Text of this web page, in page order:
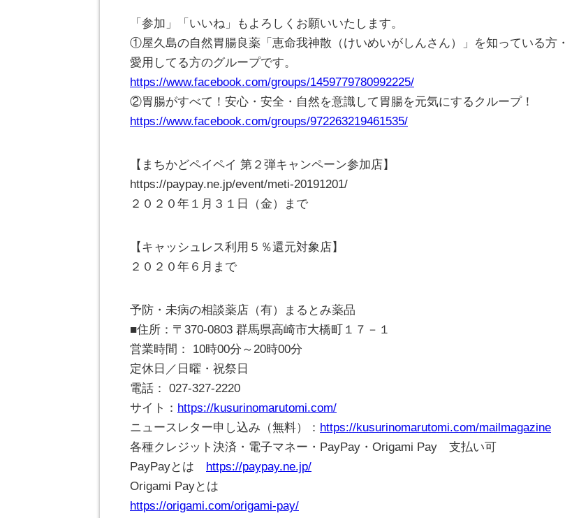
「参加」「いいね」もよろしくお願いいたします。
①屋久島の自然胃腸良薬「恵命我神散（けいめいがしんさん）」を知っている方・
愛用してる方のグループです。
https://www.facebook.com/groups/1459779780992225/
②胃腸がすべて！安心・安全・自然を意識して胃腸を元気にするクループ！
https://www.facebook.com/groups/972263219461535/
【まちかどペイペイ 第２弾キャンペーン参加店】
https://paypay.ne.jp/event/meti-20191201/
２０２０年１月３１日（金）まで
【キャッシュレス利用５％還元対象店】
２０２０年６月まで
予防・未病の相談薬店（有）まるとみ薬品
■住所：〒370-0803 群馬県高崎市大橋町１７－１
営業時間： 10時00分～20時00分
定休日／日曜・祝祭日
電話： 027-327-2220
サイト： https://kusurinomarutomi.com/
ニュースレター申し込み（無料）： https://kusurinomarutomi.com/mailmagazine
各種クレジット決済・電子マネー・PayPay・Origami Pay 支払い可
PayPayとは
https://paypay.ne.jp/
Origami Payとは
https://origami.com/origami-pay/